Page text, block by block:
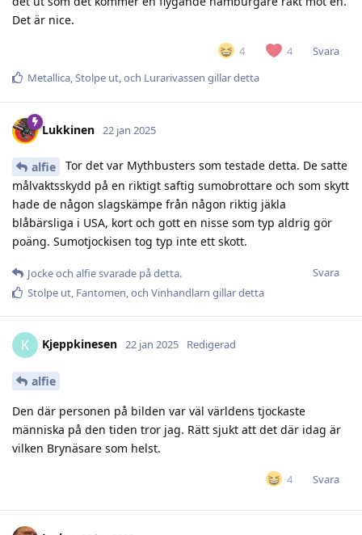
Det är nice.
4 4
Svara
Metallica,Stolpe ut, och Lurarivassen gillar detta
Lukkinen 22 jan 2025
alfie
Tor det var Mythbusters som testade detta. De satte
målvaktsskydd på en riktigt saftig sumobrottare och som skytt
hade de någon slagskämpe från någon riktig jäkla
blåbärsliga i USA, kort och gott en nisse som typ aldrig gör
poäng. Sumotjockisen tog typ inte ett skott.
Svara
Jockeoch alfiesvarade på detta.
Stolpe ut, Fantomen, och Vinhandlarn gillar detta
K Kjeppkinesen 22 jan 2025 Redigerad
alfie
Den där personen på bilden var väl världens tjockaste
människa på den tiden tror jag. Rätt sjukt att det där idag är
vilken Brynäsare som helst.
4 Svara